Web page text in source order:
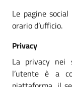
Le pagine
orario d’ufficio.
Privacy
La privacy nei
l’utente è a